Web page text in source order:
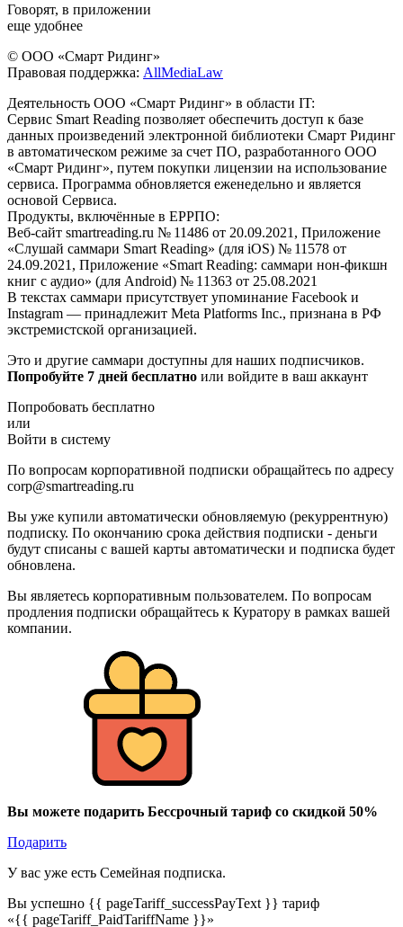
Говорят, в приложении
еще удобнее
© ООО «Смарт Ридинг»
Правовая поддержка: AllMediaLaw
Деятельность ООО «Смарт Ридинг» в области IT:
Сервис Smart Reading позволяет обеспечить доступ к базе
данных произведений электронной библиотеки Смарт Ридинг
в автоматическом режиме за счет ПО, разработанного ООО
«Смарт Ридинг», путем покупки лицензии на использование
сервиса. Программа обновляется еженедельно и является
основой Сервиса.
Продукты, включённые в ЕРРПО:
Веб-сайт smartreading.ru № 11486 от 20.09.2021, Приложение
«Слушай саммари Smart Reading» (для iOS) № 11578 от
24.09.2021, Приложение «Smart Reading: саммари нон-фикшн
книг с аудио» (для Android) № 11363 от 25.08.2021
В текстах саммари присутствует упоминание Facebook и
Instagram — принадлежит Meta Platforms Inc., признана в РФ
экстремистской организацией.
Это и другие саммари доступны для наших подписчиков.
Попробуйте 7 дней бесплатно или войдите в ваш аккаунт
Попробовать бесплатно
или
Войти в систему
По вопросам корпоративной подписки обращайтесь по адресу
corp@smartreading.ru
Вы уже купили автоматически обновляемую (рекуррентную)
подписку. По окончанию срока действия подписки - деньги
будут списаны с вашей карты автоматически и подписка будет
обновлена.
Вы являетесь корпоративным пользователем. По вопросам
продления подписки обращайтесь к Куратору в рамках вашей
компании.
Вы можете подарить Бессрочный тариф со скидкой 50%
Подарить
У вас уже есть Семейная подписка.
Вы успешно {{ pageTariff_successPayText }} тариф
«{{ pageTariff_PaidTariffName }}»